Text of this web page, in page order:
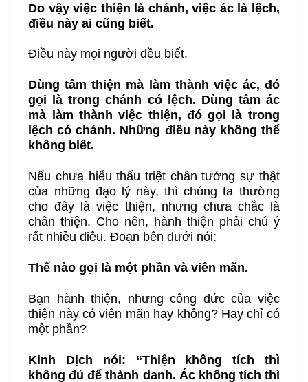
Do vậy việc thiện là chánh, việc ác là lệch,
điều này ai cũng biết.
Điều này mọi người đều biết.
Dùng tâm thiện mà làm thành việc ác, đó
gọi là trong chánh có lệch. Dùng tâm ác
mà làm thành việc thiện, đó gọi là trong
lệch có chánh. Những điều này không thể
không biết.
Nếu chưa hiểu thấu triệt chân tướng sự thật
của những đạo lý này, thì chúng ta thường
cho đây là việc thiện, nhưng chưa chắc là
chân thiện. Cho nên, hành thiện phải chú ý
rất nhiều điều. Đoạn bên dưới nói:
Thế nào gọi là một phần và viên mãn.
Bạn hành thiện, nhưng công đức của việc
thiện này có viên mãn hay không? Hay chỉ có
một phần?
Kinh Dịch nói: “Thiện không tích thì
không đủ để thành danh. Ác không tích thì